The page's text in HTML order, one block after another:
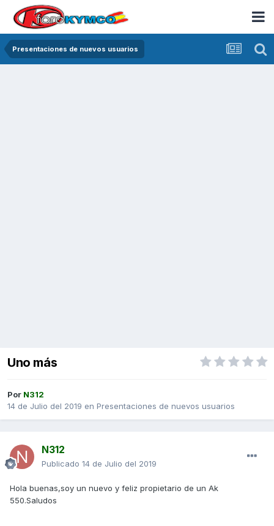
Presentaciones de nuevos usuarios
Uno más
Por N312
14 de Julio del 2019 en Presentaciones de nuevos usuarios
N312
Publicado 14 de Julio del 2019
Hola buenas,soy un nuevo y feliz propietario de un Ak
550.Saludos